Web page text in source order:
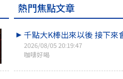
熱門焦點文章
千點大K棒出來以後 接下來
2026/08/05 20:19:47
咖啡好喝